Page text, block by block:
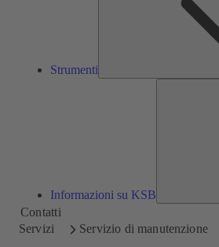
Strumenti
Informazioni su KSB
Contatti
Servizi
Servizio di manutenzione